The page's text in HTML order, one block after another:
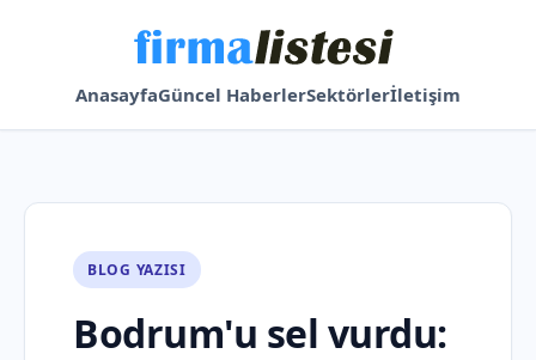
AnasayfaGüncel HaberlerSektörlerİletişim
BLOG YAZISI
Bodrum'u sel vurdu: